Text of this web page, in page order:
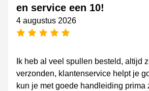
en service een 10!
4 augustus 2026
5 sterren
Ik heb al veel spullen besteld, altijd
verzonden, klantenservice helpt je
kun je met goede handleiding prima